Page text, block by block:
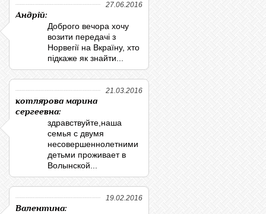
27.06.2016
Андрій:
Доброго вечора хочу
возити передачі з
Норвегії на Вкраїну, хто
підкаже як знайти...
21.03.2016
котлярова марина
сергеевна:
здравствуйте,наша
семья с двумя
несовершеннолетними
детьми проживает в
Волынской...
19.02.2016
Валентина: